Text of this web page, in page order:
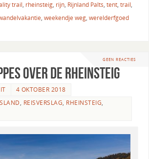
trail, rheinsteig, rijn, Rijnland Palts, tent, trail,
, weekendje weg, werelderfgoed
GEEN REACTIES
over de Rheinsteig
4 OKTOBER 2018
, REISVERSLAG, RHEINSTEIG,